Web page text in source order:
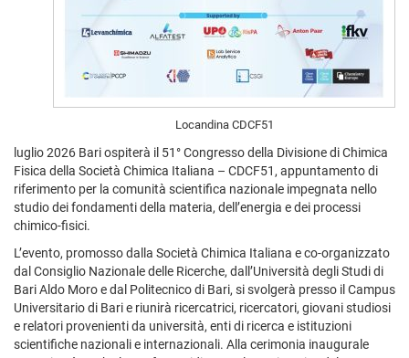
Locandina CDCF51
luglio 2026 Bari ospiterà il 51° Congresso della Divisione di Chimica
Fisica della Società Chimica Italiana – CDCF51, appuntamento di
riferimento per la comunità scientifica nazionale impegnata nello
studio dei fondamenti della materia, dell’energia e dei processi
chimico-fisici.
L’evento, promosso dalla Società Chimica Italiana e co-organizzato
dal Consiglio Nazionale delle Ricerche, dall’Università degli Studi di
Bari Aldo Moro e dal Politecnico di Bari, si svolgerà presso il Campus
Universitario di Bari e riunirà ricercatrici, ricercatori, giovani studiosi
e relatori provenienti da università, enti di ricerca e istituzioni
scientifiche nazionali e internazionali. Alla cerimonia inaugurale